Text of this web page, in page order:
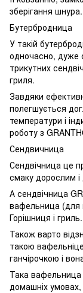
зберігання шнура.
Бутербродница
У такій
одночасно, дуже
трикутних
гриля.
Завдяки
полегшується
температури і
роботу з
Сендвичница
Сендвічница це
смаку дорослим і
А сендвічница
вафельница (для
Горішниця і гриль.
Також варто
такою
ганчірочкою і
Така вафельница
домашніх умовах,